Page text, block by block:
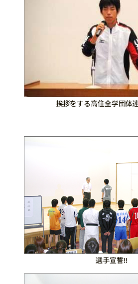
挨拶をする高住全学団体
選手宣誓!!